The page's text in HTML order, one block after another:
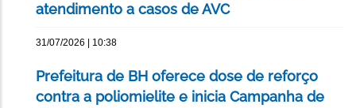
atendimento a casos de AVC
31/07/2026 | 10:38
Prefeitura de BH oferece dose de reforço
contra a poliomielite e inicia Campanha de